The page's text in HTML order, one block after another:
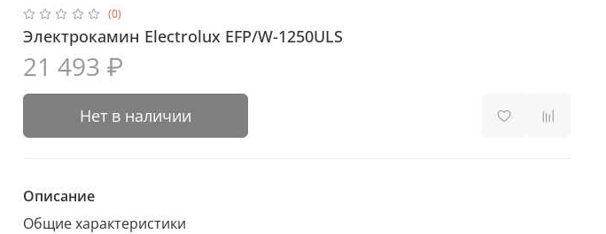
(0)
Электрокамин Electrolux EFP/W-1250ULS
21 493 ₽
Нет в наличии
Описание
Общие характеристики